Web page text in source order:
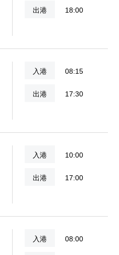
出港 18:00
入港 08:15
出港 17:30
入港 10:00
出港 17:00
入港 08:00